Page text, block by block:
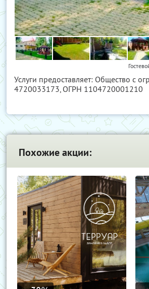
Услуги предоставляет: Общество с
4720033173, ОГРН 1104720001210
Похожие акции: